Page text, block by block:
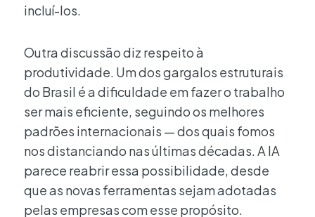
incluí-los.
Outra discussão diz respeito à
produtividade. Um dos gargalos estruturais
do Brasil é a dificuldade em fazer o trabalho
ser mais eficiente, seguindo os melhores
padrões internacionais — dos quais fomos
nos distanciando nas últimas décadas. A IA
parece reabrir essa possibilidade, desde
que as novas ferramentas sejam adotadas
pelas empresas com esse propósito.